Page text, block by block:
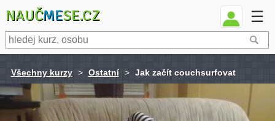
NAUČMESE.CZ ☰
Všechny kurzy > Ostatní > Jak začít couchsurfovat